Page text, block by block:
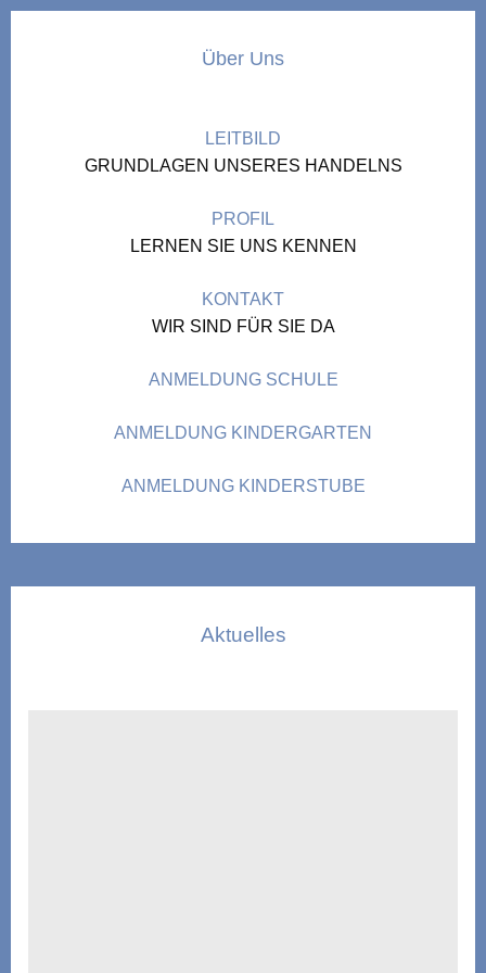
Über Uns
LEITBILD
GRUNDLAGEN UNSERES HANDELNS
PROFIL
LERNEN SIE UNS KENNEN
KONTAKT
WIR SIND FÜR SIE DA
ANMELDUNG SCHULE
ANMELDUNG KINDERGARTEN
ANMELDUNG KINDERSTUBE
Aktuelles